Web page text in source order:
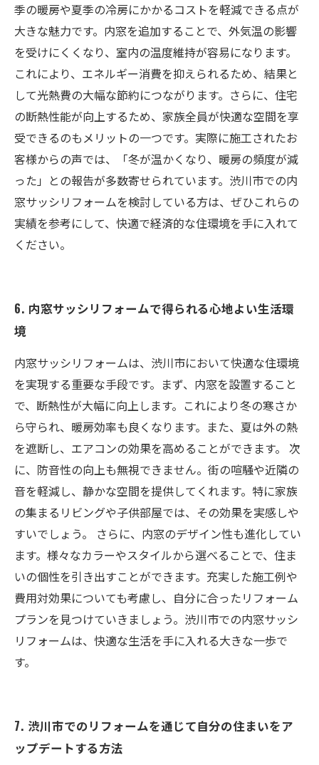
季の暖房や夏季の冷房にかかるコストを軽減できる点が
大きな魅力です。内窓を追加することで、外気温の影響
を受けにくくなり、室内の温度維持が容易になります。
これにより、エネルギー消費を抑えられるため、結果と
して光熱費の大幅な節約につながります。さらに、住宅
の断熱性能が向上するため、家族全員が快適な空間を享
受できるのもメリットの一つです。実際に施工されたお
客様からの声では、「冬が温かくなり、暖房の頻度が減
った」との報告が多数寄せられています。渋川市での内
窓サッシリフォームを検討している方は、ぜひこれらの
実績を参考にして、快適で経済的な住環境を手に入れて
ください。
6. 内窓サッシリフォームで得られる心地よい生活環
境
内窓サッシリフォームは、渋川市において快適な住環境
を実現する重要な手段です。まず、内窓を設置すること
で、断熱性が大幅に向上します。これにより冬の寒さか
ら守られ、暖房効率も良くなります。また、夏は外の熱
を遮断し、エアコンの効果を高めることができます。 次
に、防音性の向上も無視できません。街の喧騒や近隣の
音を軽減し、静かな空間を提供してくれます。特に家族
の集まるリビングや子供部屋では、その効果を実感しや
すいでしょう。 さらに、内窓のデザイン性も進化してい
ます。様々なカラーやスタイルから選べることで、住ま
いの個性を引き出すことができます。充実した施工例や
費用対効果についても考慮し、自分に合ったリフォーム
プランを見つけていきましょう。渋川市での内窓サッシ
リフォームは、快適な生活を手に入れる大きな一歩で
す。
7. 渋川市でのリフォームを通じて自分の住まいをア
ップデートする方法